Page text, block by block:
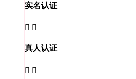
实名认证
 
真人认证
 